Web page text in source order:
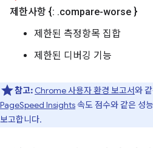
제한사항 {: .compare-worse }
제한된 측정항목 집합
제한된 디버깅 기능
참고: Chrome 사용자 환경 보고서와
PageSpeed Insights속도 점수와 같은 성
보고합니다.